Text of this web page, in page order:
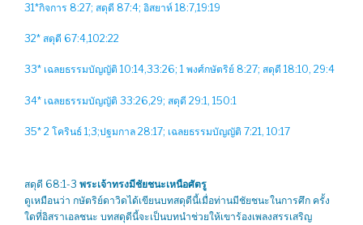
31*กิจการ 8:27; สดุดี 87:4; อิสยาห์ 18:7,19:19
32* สดุดี 67:4,102:22
33* เฉลยธรรมบัญญัติ 10:14,33:26; 1 พงศ์กษัตริย์ 8:27; สดุดี 18:10, 29:4
34* เฉลยธรรมบัญญัติ 33:26,29; สดุดี 29:1, 150:1
35* 2 โครินธ์ 1;3;ปฐมกาล 28:17; เฉลยธรรมบัญญัติ 7:21, 10:17
สดุดี 68:1-3 พระเจ้าทรงมีชัยชนะเหนือศัตรู
ดูเหมือนว่า กษัตริย์ดาวิดได้เขียนบทสดุดีนี้เมื่อท่านมีชัยชนะในการศึก ครั้ง
ใดที่อิสราเอลชนะ บทสดุดีนี้จะเป็นบทนำช่วยให้เขาร้องเพลงสรรเสริญ